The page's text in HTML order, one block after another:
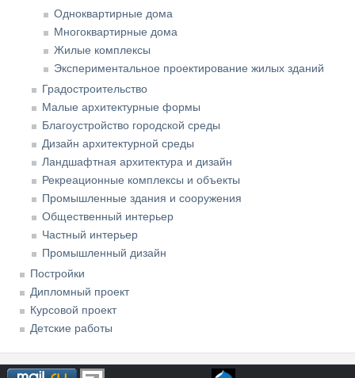
Одноквартирные дома
Многоквартирные дома
Жилые комплексы
Экспериментальное проектирование жилых зданий
Градостроительство
Малые архитектурные формы
Благоустройство городской среды
Дизайн архитектурной среды
Ландшафтная архитектура и дизайн
Рекреационные комплексы и объекты
Промышленные здания и сооружения
Общественный интерьер
Частный интерьер
Промышленный дизайн
Постройки
Дипломный проект
Курсовой проект
Детские работы